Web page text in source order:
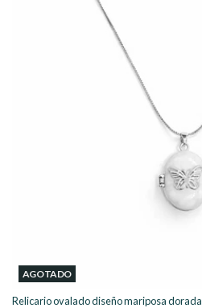
AGOTADO
Relicario ovalado diseño mariposa dorada